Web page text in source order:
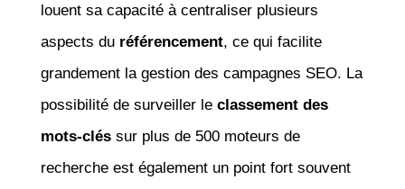
louent sa capacité à centraliser plusieurs
aspects du référencement, ce qui facilite
grandement la gestion des campagnes SEO. La
possibilité de surveiller le classement des
mots-cléssur plus de 500 moteurs de
recherche est également un point fort souvent